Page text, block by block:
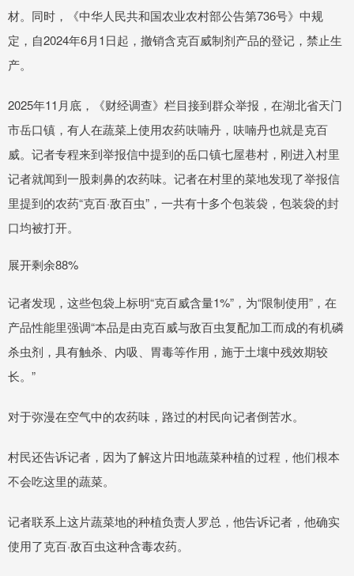
材。同时，《中华人民共和国农业农村部公告第736号》中规
定，自2024年6月1日起，撤销含克百威制剂产品的登记，禁止生
产。
2025年11月底，《财经调查》栏目接到群众举报，在湖北省天门
市岳口镇，有人在蔬菜上使用农药呋喃丹，呋喃丹也就是克百
威。记者专程来到举报信中提到的岳口镇七屋巷村，刚进入村里
记者就闻到一股刺鼻的农药味。记者在村里的菜地发现了举报信
里提到的农药“克百·敌百虫”，一共有十多个包装袋，包装袋的封
口均被打开。
展开剩余88%
记者发现，这些包袋上标明“克百威含量1%”，为“限制使用”，在
产品性能里强调“本品是由克百威与敌百虫复配加工而成的有机磷
杀虫剂，具有触杀、内吸、胃毒等作用，施于土壤中残效期较
长。”
对于弥漫在空气中的农药味，路过的村民向记者倒苦水。
村民还告诉记者，因为了解这片田地蔬菜种植的过程，他们根本
不会吃这里的蔬菜。
记者联系上这片蔬菜地的种植负责人罗总，他告诉记者，他确实
使用了克百·敌百虫这种含毒农药。